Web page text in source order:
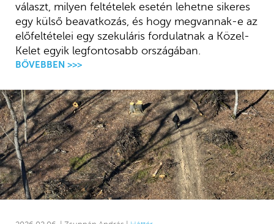
választ, milyen feltételek esetén lehetne sikeres
egy külső beavatkozás, és hogy megvannak-e az
előfeltételei egy szekuláris fordulatnak a Közel-
Kelet egyik legfontosabb országában.
BŐVEBBEN >>>